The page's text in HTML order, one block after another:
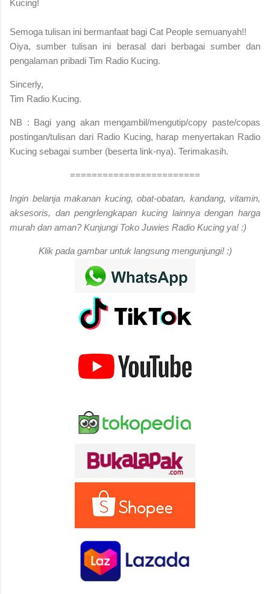
Kucing!
Semoga tulisan ini bermanfaat bagi Cat People semuanyah!!
Oiya, sumber tulisan ini berasal dari berbagai sumber dan
pengalaman pribadi Tim Radio Kucing.
Sincerly,
Tim Radio Kucing.
NB : Bagi yang akan mengambil/mengutip/copy paste/copas
postingan/tulisan dari Radio Kucing, harap menyertakan Radio
Kucing sebagai sumber (beserta link-nya). Terimakasih.
========================
Ingin belanja makanan kucing, obat-obatan, kandang, vitamin,
aksesoris, dan pengrlengkapan kucing lainnya dengan harga
murah dan aman? Kunjungi Toko Juwies Radio Kucing ya! :)
Klik pada gambar untuk langsung mengunjungi! :)